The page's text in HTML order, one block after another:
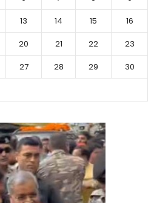
13 14 15
16
20 21 22
23
27 28 29
30